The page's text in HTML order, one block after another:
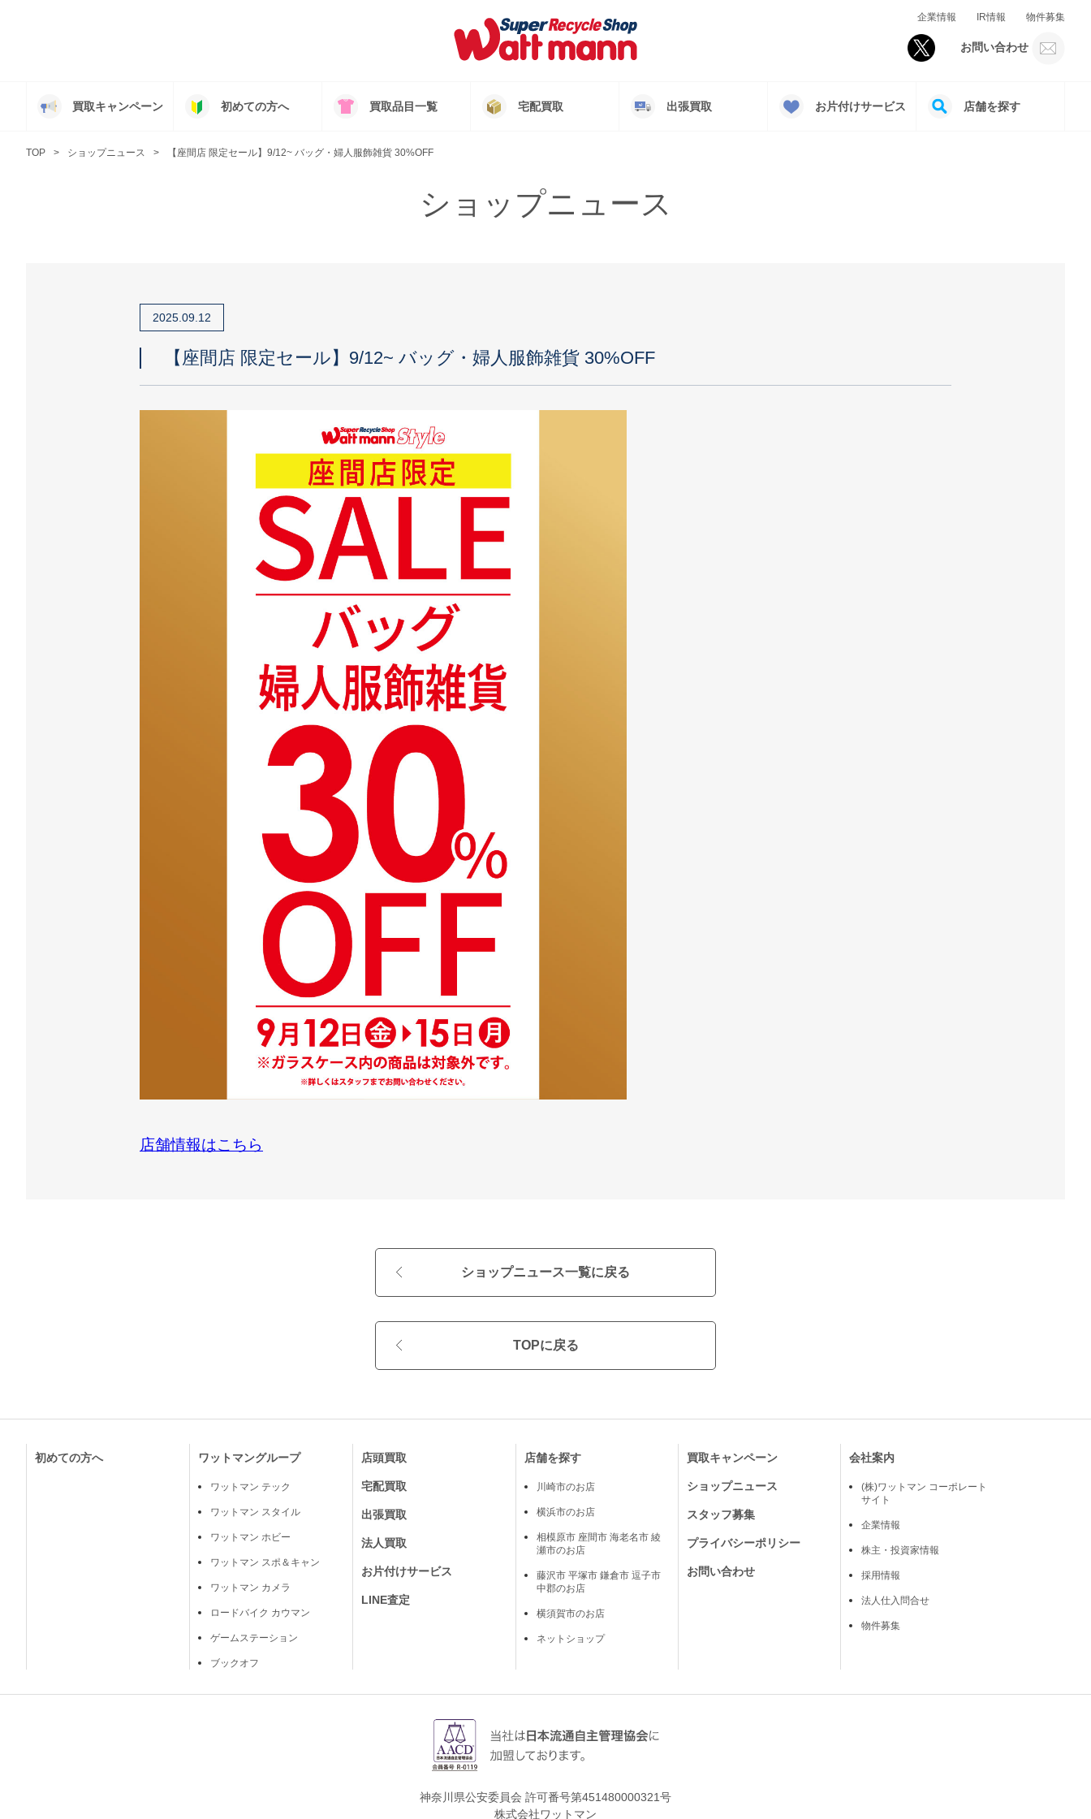
お問い合わせ
企業情報 IR情報 物件募集
買取キャンペーン 初めての方へ 買取品目一覧 宅配買取 出張買取 お片付けサービス 店舗を探す
TOP ショップニュース 【座間店 限定セール】9/12~ バッグ・婦人服飾雑貨 30%OFF
ショップニュース
2025.09.12
【座間店 限定セール】9/12~ バッグ・婦人服飾雑貨 30%OFF
店舗情報はこちら
ショップニュース一覧に戻る
TOPに戻る
初めての方へ ワットマングループ
ワットマン テック
ワットマン スタイル
ワットマン ホビー
ワットマン スポ＆キャン
ワットマン カメラ
ロードバイク カウマン
ゲームステーション
ブックオフ
店頭買取
宅配買取
出張買取
法人買取
お片付けサービス
LINE査定
店舗を探す
川崎市のお店
横浜市のお店
相模原市 座間市 海老名市 綾
瀬市のお店
藤沢市 平塚市 鎌倉市 逗子市
中郡のお店
横須賀市のお店
ネットショップ
買取キャンペーン
ショップニュース
スタッフ募集
プライバシーポリシー
お問い合わせ
会社案内
(株)ワットマン コーポレート
サイト
企業情報
株主・投資家情報
採用情報
法人仕入問合せ
物件募集
神奈川県公安委員会 許可番号第451480000321号
株式会社ワットマン